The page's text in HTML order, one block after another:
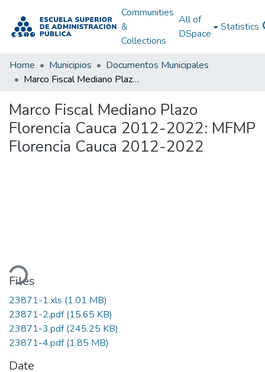
Communities
&
Collections
All of
DSpace
Statistics
Home Municipios
Documentos Municipales
Marco Fiscal Mediano Plazo Florencia Cauca 2012-2022: MFMP Florencia Cauca 2012-2022
Marco Fiscal Mediano Plazo
Florencia Cauca 2012-2022: MFMP
Florencia Cauca 2012-2022
Files
23871-1.xls (1.01 MB)
23871-2.pdf(15.65 KB)
23871-3.pdf(245.25 KB)
23871-4.pdf(1.85 MB)
Date